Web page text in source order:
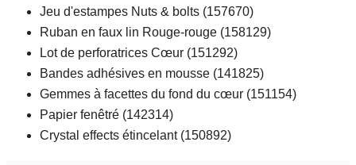
Jeu d'estampes Nuts & bolts (157670)
Ruban en faux lin Rouge-rouge (158129)
Lot de perforatrices Cœur (151292)
Bandes adhésives en mousse (141825)
Gemmes à facettes du fond du cœur (151154)
Papier fenêtré (142314)
Crystal effects étincelant (150892)